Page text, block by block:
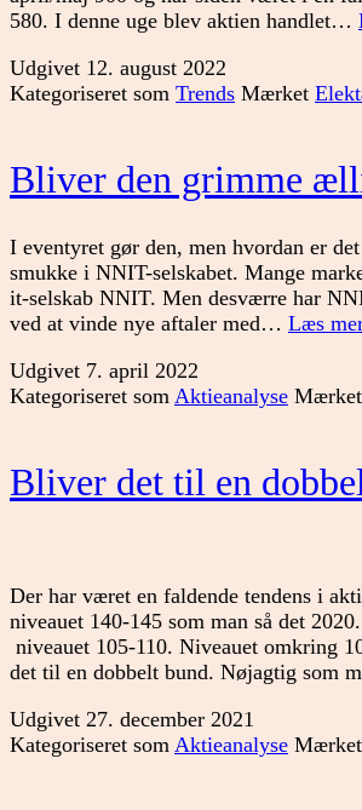
580. I denne uge blev aktien handlet…
Udgivet 12. august 2022
Kategoriseret som Trends Mærket
Bliver den grimme
I eventyret gør den, men hvordan er
smukke i NNIT-selskabet. Mange
it-selskab NNIT. Men desværre har
ved at vinde nye aftaler med… Læs
Udgivet 7. april 2022
Kategoriseret som Aktieanalyse Mærket
Bliver det til en
Der har været en faldende tendens i
niveauet 140-145 som man så det
niveauet 105-110. Niveauet omkring
det til en dobbelt bund. Nøjagtig som
Udgivet 27. december 2021
Kategoriseret som Aktieanalyse Mærket